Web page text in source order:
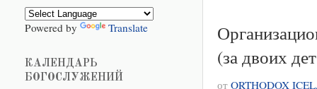
(за двоих
от ORTHODOX
Powered by Translate
КАЛЕНДАРЬ
БОГОСЛУЖЕНИЙ